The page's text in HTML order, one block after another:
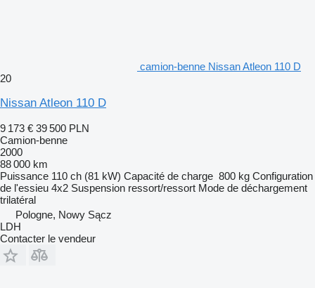
camion-benne Nissan Atleon 110 D
20
Nissan Atleon 110 D
9 173 € 39 500 PLN
Camion-benne
2000
88 000 km
Puissance 110 ch (81 kW) Capacité de charge 800 kg Configuration
de l'essieu 4x2 Suspension ressort/ressort Mode de déchargement
trilatéral
Pologne, Nowy Sącz
LDH
Contacter le vendeur